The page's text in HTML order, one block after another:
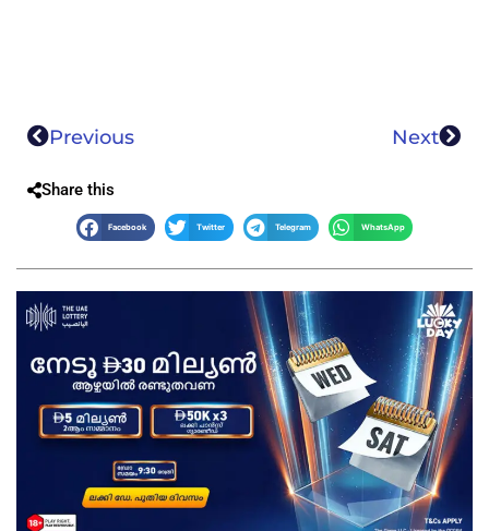
Previous Next
Share this
Facebook Twitter Telegram WhatsApp